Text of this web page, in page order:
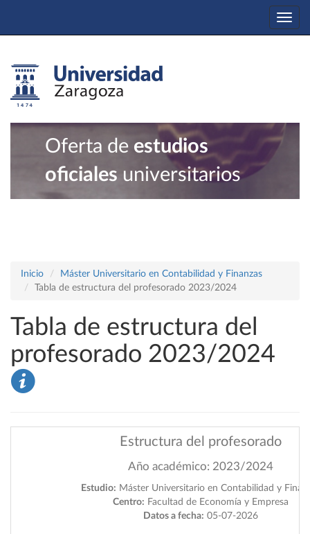
Oferta de estudios
oficiales universitarios
Inicio
Máster Universitario en Contabilidad y Finanzas
Tabla de estructura del profesorado 2023/2024
Tabla de estructura del
profesorado 2023/2024
Estructura del profesorado
Año académico: 2023/2024
Estudio: Máster Universitario en Contabilidad y
Centro: Facultad de Economía y Empresa
Datos a fecha: 05-07-2026